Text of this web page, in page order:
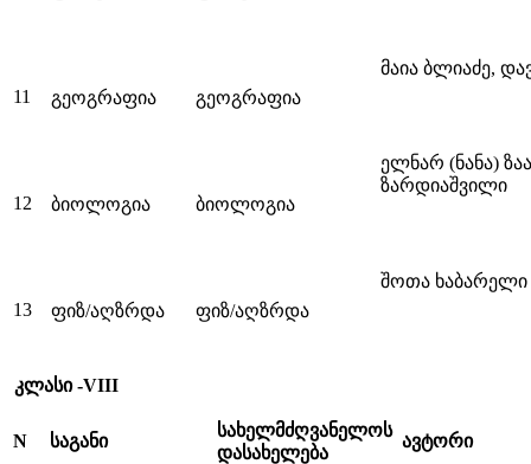
11 გეოგრაფია გეოგრაფია
მაია ბლიაძე,
12 ბიოლოგია ბიოლოგია
ელნარ (ნანა)
ზარდიაშვილი
13 ფიზ/აღზრდა ფიზ/აღზრდა
შოთა ხაბარელი
კლასი -VIII
N საგანი
სახელმძღვანელოს
დასახელება
ავტორი